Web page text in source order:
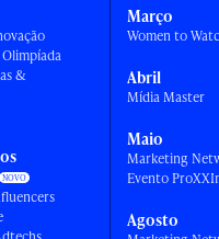
&
Março
Women to
Abril
Mídia Master
Maio
Marketing
Evento
Agosto